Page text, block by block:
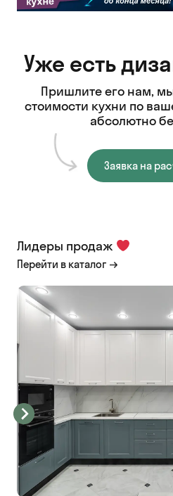
Уже есть
Пришлите его нам,
стоимости кухни по
абсолютно
Заявка на
Лидеры продаж
Перейти в каталог